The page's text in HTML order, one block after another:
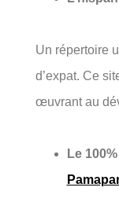
Un répertoire
d’expat. Ce
œuvrant au
Le